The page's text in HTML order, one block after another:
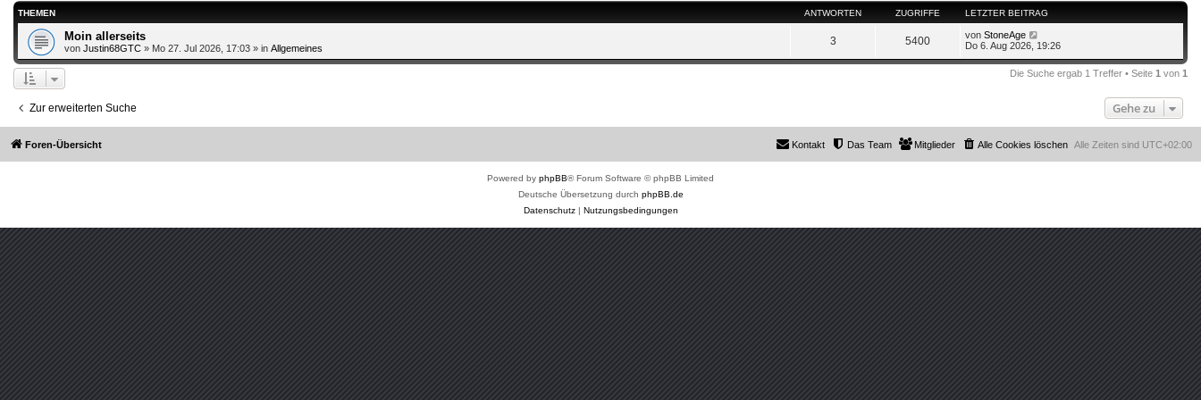
THEMEN ANTWORTEN ZUGRIFFE LETZTER BEITRAG
Moin allerseits
von Justin68GTC » Mo 27. Jul 2026, 17:03 » in Allgemeines
3 5400 von StoneAge
Do 6. Aug 2026, 19:26
Die Suche ergab 1 Treffer • Seite 1 von 1
Zur erweiterten Suche Gehe zu
Foren-Übersicht Alle Zeiten sind UTC+02:00
Alle Cookies löschen
Mitglieder
Das Team
Kontakt
Powered by phpBB® Forum Software © phpBB Limited
Deutsche Übersetzung durch phpBB.de
Datenschutz| Nutzungsbedingungen